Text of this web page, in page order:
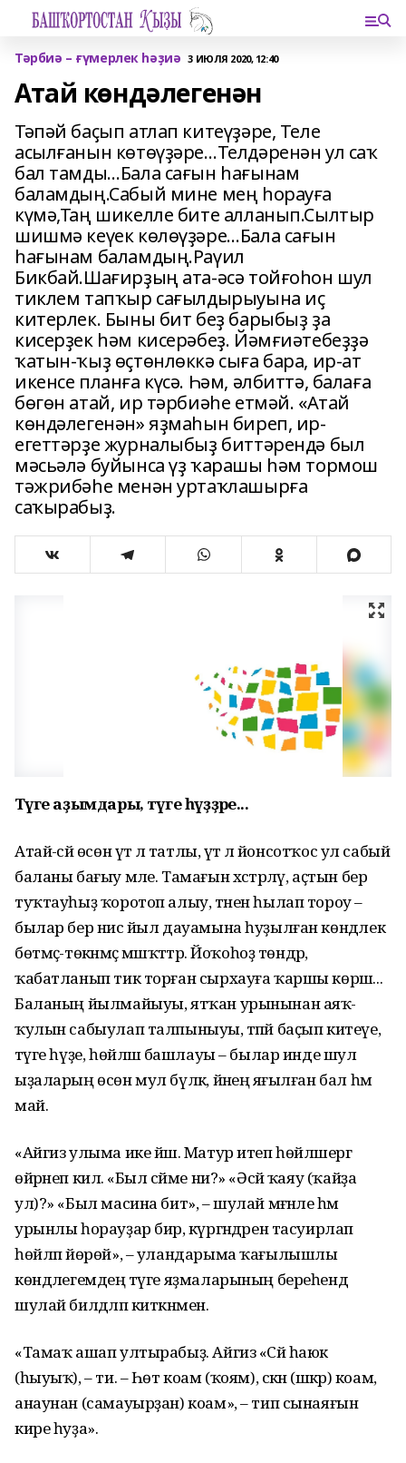
Тәрбиә – ғүмерлек һәҙиә 3 ИЮЛЯ 2020, 12:40
Атай көндәлегенән
Тәпәй баҫып атлап китеүҙәре, Теле
асылғанын көтөүҙәре…Телдәренән ул саҡ
бал тамды…Бала сағын һағынам
баламдың.Сабый мине мең һорауға
күмә,Таң шикелле бите алланып.Сылтыр
шишмә кеүек көлөүҙәре…Бала сағын
һағынам баламдың.Раүил
Бикбай.Шағирҙың ата-әсә тойғоһон шул
тиклем тапҡыр сағылдырыуына иҫ
китерлек. Быны бит беҙ барыбыҙ ҙа
кисерҙек һәм кисерәбеҙ. Йәмғиәтебеҙҙә
ҡатын-ҡыҙ өҫтөнлөккә сыға бара, ир-ат
икенсе планға күсә. Һәм, әлбиттә, балаға
бөгөн атай, ир тәрбиәһе етмәй. «Атай
көндәлегенән» яҙмаһын биреп, ир-
егеттәрҙе журналыбыҙ биттәрендә был
мәсьәлә буйынса үҙ ҡарашы һәм тормош
тәжрибәһе менән уртаҡлашырға
саҡырабыҙ.
Тәүге аҙымдары, тәүге һүҙҙәре...
Атай-әсәй өсөн үтә лә татлы, үтә лә йонсотҡос ул сабый
баланы бағыу мәле. Тамағын хәстәрләү, аҫтын бер
туҡтауһыҙ ҡоротоп алыу, тәнен һылап тороу –
былар бер нисә йыл дауамына һуҙылған көндәлек
бөтмәҫ-төкәнмәҫ мәшәҡәттәр. Йоҡоһоҙ төндәр,
ҡабатланып тик торған сырхауға ҡаршы көрәш...
Баланың йылмайыуы, ятҡан урынынан аяҡ-
ҡулын сабыулап талпыныуы, тәпәй баҫып китеүе,
тәүге һүҙе, һөйләшә башлауы – былар инде шул
ыҙаларың өсөн мул бүләк, йәнеңә яғылған бал һәм
май.
«Айгиз улыма ике йәш. Матур итеп һөйләшергә
өйрәнеп килә. «Был сәйме ни?» «Әсәй ҡаяу (ҡайҙа
ул)?» «Был масина бит», – шулай мәғәнәле һәм
урынлы һорауҙар бирә, күргәндәрен тасуирлап
һөйләп йөрөй», – уландарыма ҡағылышлы
көндәлегемдең тәүге яҙмаларының береһендә
шулай билдәләп киткәнмен.
«Тамаҡ ашап ултырабыҙ. Айгиз «Сәй һаюк
(һыуыҡ), – ти. – Һөт коам (ҡоям), сәкән (шәкәр) коам,
анаунан (самауырҙан) коам», – тип сынаяғын
кире һуҙа».